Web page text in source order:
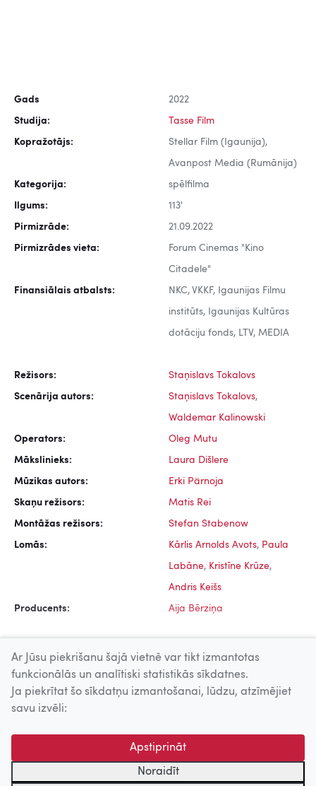
Gads 2022
Studija: Tasse Film
Kopražotājs: Stellar Film (Igaunija),
Avanpost Media (Rumānija)
Kategorija: spēlfilma
Ilgums: 113'
Pirmizrāde: 21.09.2022
Pirmizrādes vieta: Forum Cinemas "Kino
Citadele"
Finansiālais atbalsts: NKC, VKKF, Igaunijas Filmu
institūts, Igaunijas Kultūras
dotāciju fonds, LTV, MEDIA
Režisors: Staņislavs Tokalovs
Scenārija autors: Staņislavs Tokalovs,
Waldemar Kalinowski
Operators: Oleg Mutu
Mākslinieks: Laura Dišlere
Mūzikas autors: Erki Pärnoja
Skaņu režisors: Matis Rei
Montāžas režisors: Stefan Stabenow
Lomās: Kārlis Arnolds Avots, Paula
Labāne, Kristīne Krūze,
Andris Keišs
Producents: Aija Bērziņa
Uz augšu
© 2026 Nacionālais Kino centrs, Kultūras informācijas sistēmu
centrs. Sadarbības partneris: Latvijas Valsts
kinofotofonodokumentu arhīvs.
Ar Jūsu piekrišanu šajā vietnē var tikt izmantotas
funkcionālās un analītiski statistikās sīkdatnes.
Ja piekrītat šo sīkdatņu izmantošanai, lūdzu, atzīmējiet
savu izvēli:
Apstiprināt
Noraidīt